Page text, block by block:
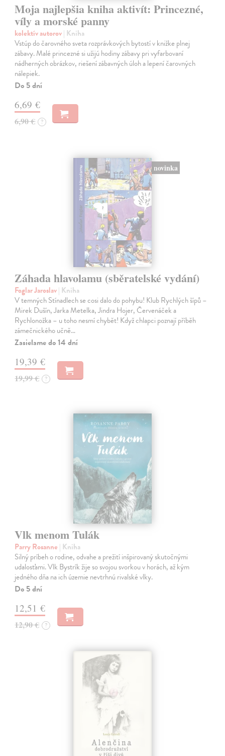
Moja najlepšia kniha aktivít: Princezné,
víly a morské panny
kolektív autorov| Kniha
Vstúp do čarovného sveta rozprávkových bytostí v knižke plnej
zábavy. Malé princezné si užijú hodiny zábavy pri vyfarbovaní
nádherných obrázkov, riešení zábavných úloh a lepení čarovných
nálepiek.
Do 5 dní
6,69 €
6,90 € ?
novinka
Záhada hlavolamu (sběratelské vydání)
Foglar Jaroslav| Kniha
V temných Stínadlech se cosi dalo do pohybu! Klub Rychlých šípů –
Mirek Dušín, Jarka Metelka, Jindra Hojer, Červenáček a
Rychlonožka – u toho nesmí chybět! Když chlapci poznají příběh
zámečnického učně…
Zasielame do 14 dní
19,39 €
19,99 € ?
Vlk menom Tulák
Parry Rosanne | Kniha
Silný príbeh o rodine, odvahe a prežití inšpirovaný skutočnými
udalosťami. Vlk Bystrík žije so svojou svorkou v horách, až kým
jedného dňa na ich územie nevtrhnú rivalské vlky.
Do 5 dní
12,51 €
12,90 € ?